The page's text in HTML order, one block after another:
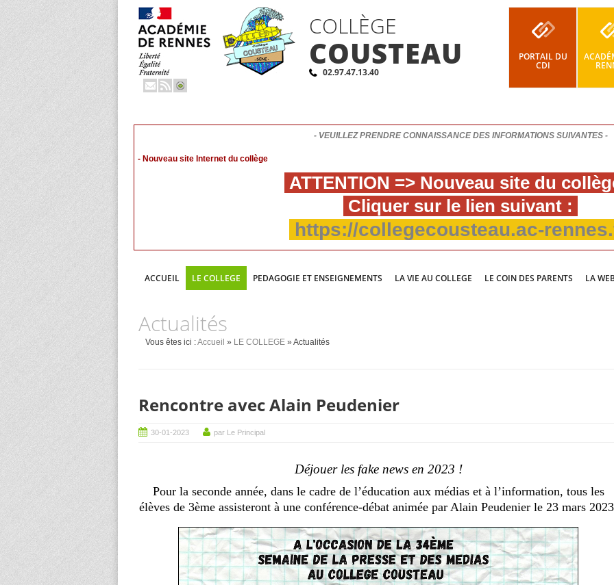
COLLÈGE
COUSTEAU
02.97.47.13.40
PORTAIL DU
CDI
- VEUILLEZ PRENDRE CONNAISSANCE DES INFORMATIONS SUIVANTES -
- Nouveau site Internet du collège
ATTENTION => Nouveau site du
Cliquer sur le lien suivant :
https://collegecousteau.ac-
ACCUEIL LE COLLEGE PEDAGOGIE ET ENSEIGNEMENTS LA VIE AU COLLEGE LE COIN DES PARENTS LA
Actualités
Vous êtes ici :Accueil » LE COLLEGE » Actualités
Rencontre avec Alain Peudenier
30-01-2023 par Le Principal
Déjouer les fake news en 2023 !
Pour la seconde année, dans le cadre de l’éducation aux médias et à l’information, tous les
élèves de 3ème assisteront à une conférence-débat animée par Alain Peudenier le 23 mars